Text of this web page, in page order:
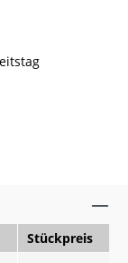
Stückpreis